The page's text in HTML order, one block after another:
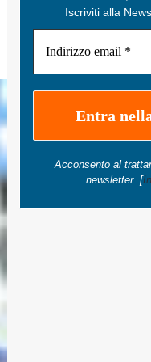
Iscriviti alla
Acconsento al
newsletter. [